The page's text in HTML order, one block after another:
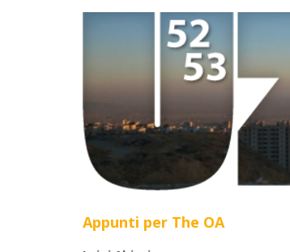
Appunti per The OA